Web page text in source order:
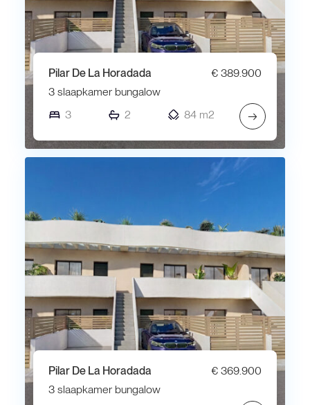
Pilar De La Horadada
€ 389.900
3 slaapkamer bungalow
3
2 84 m2 →
Pilar De La Horadada
€ 369.900
3 slaapkamer bungalow